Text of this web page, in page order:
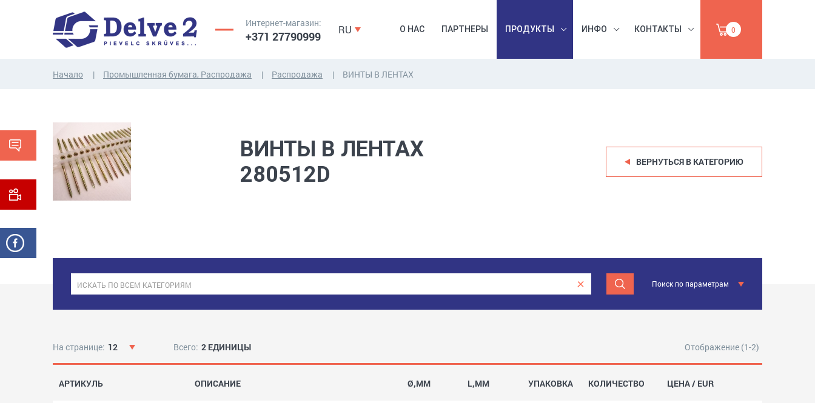
Интернет-магазин:
+371 27790999 RU О НАС ПАРТНЕРЫ ПРОДУКТЫ
РЕЗЬБОВЫЕ
СТЕРЖНИ
ИНФО КОНТАКТЫ 0
Начало Промышленная бумага, Распродажа Распродажа ВИНТЫ В ЛЕНТАХ
ВИНТЫ В ЛЕНТАХ
280512D
ВЕРНУТЬСЯ В КАТЕГОРИЮ
Поиск по параметрам
На странице: 12 Всего: 2 ЕДИНИЦЫ Отображение (1-2)
АРТИКУЛЬ ОПИСАНИЕ Ø,MM L,MM УПАКОВКА КОЛИЧЕСТВО ЦЕНА / EUR